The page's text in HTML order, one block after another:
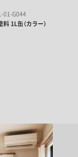
01-G044
1L缶（カラー）